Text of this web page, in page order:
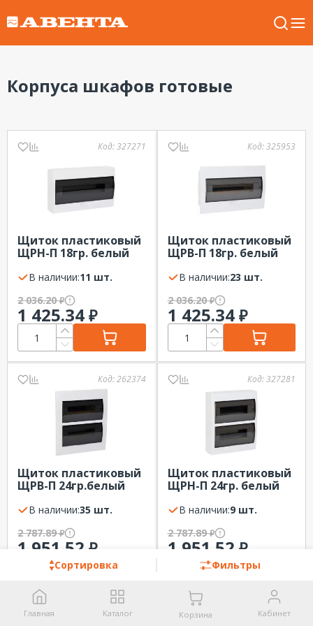
Корпуса шкафов готовые
Сортировка Фильтры
Код:327271
Щиток пластиковый
ЩРН-П 18гр. белый
В наличии:
11 шт.
2 036.20₽
1 425.34 ₽
Код:325953
Щиток пластиковый
ЩРВ-П 18гр. белый
черн. прозр. IP41
В наличии:
23 шт.
2 036.20₽
1 425.34 ₽
Код:262374
Щиток пластиковый
ЩРВ-П 24гр.белый
черн. прозр. IP41
В наличии:
35 шт.
2 787.89₽
1 951.52 ₽
Код:327281
Щиток пластиковый
ЩРН-П 24гр. белый
В наличии:
9 шт.
2 787.89₽
1 951.52 ₽
Код:327291 Код:325853
Главная Каталог Корзина Кабинет